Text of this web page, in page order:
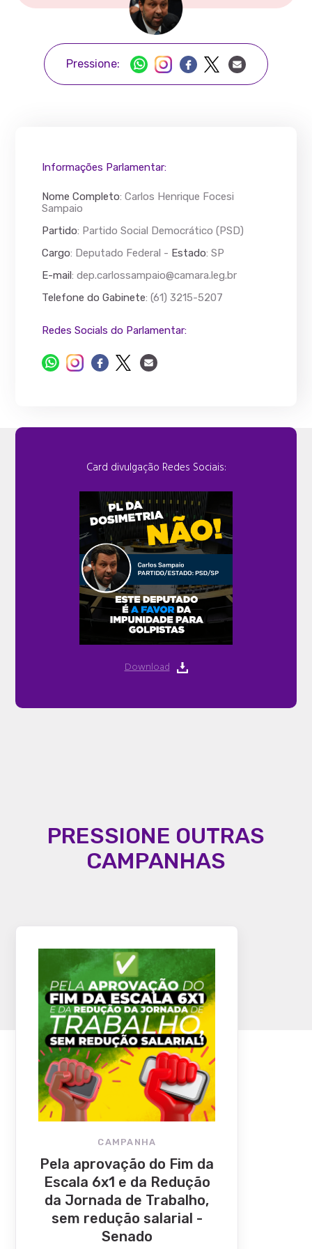
Pressione:
Informações Parlamentar:
Nome Completo:Carlos Henrique Focesi
Sampaio
Partido: Partido Social Democrático (PSD)
Cargo: Deputado Federal - Estado: SP
E-mail:dep.carlossampaio@camara.leg.br
Telefone do Gabinete: (61) 3215-5207
Redes Socials do Parlamentar:
Card divulgação Redes Sociais:
Download
PRESSIONE OUTRAS
CAMPANHAS
CAMPANHA
Pela aprovação do Fim da
Escala 6x1 e da Redução
da Jornada de Trabalho,
sem redução salarial -
Senado